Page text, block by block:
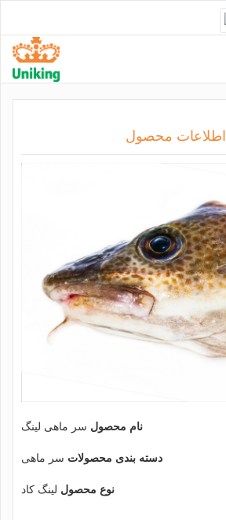
اطلاعات محصول
نام محصول سر ماهی لینگ
دسته بندی محصولات سر ماهی
نوع محصول لینگ کاد